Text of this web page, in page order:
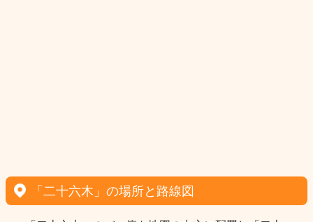
「二十六木」の場所と路線図